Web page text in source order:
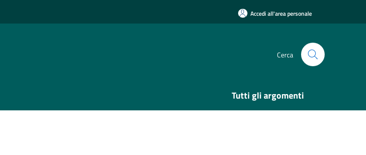
Accedi all'area personale
Cerca
Tutti gli argomenti